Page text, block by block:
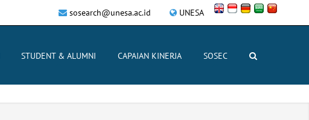
UNESA
sosearch@unesa.ac.id
STUDENT & ALUMNI CAPAIAN KINERJA SOSEC